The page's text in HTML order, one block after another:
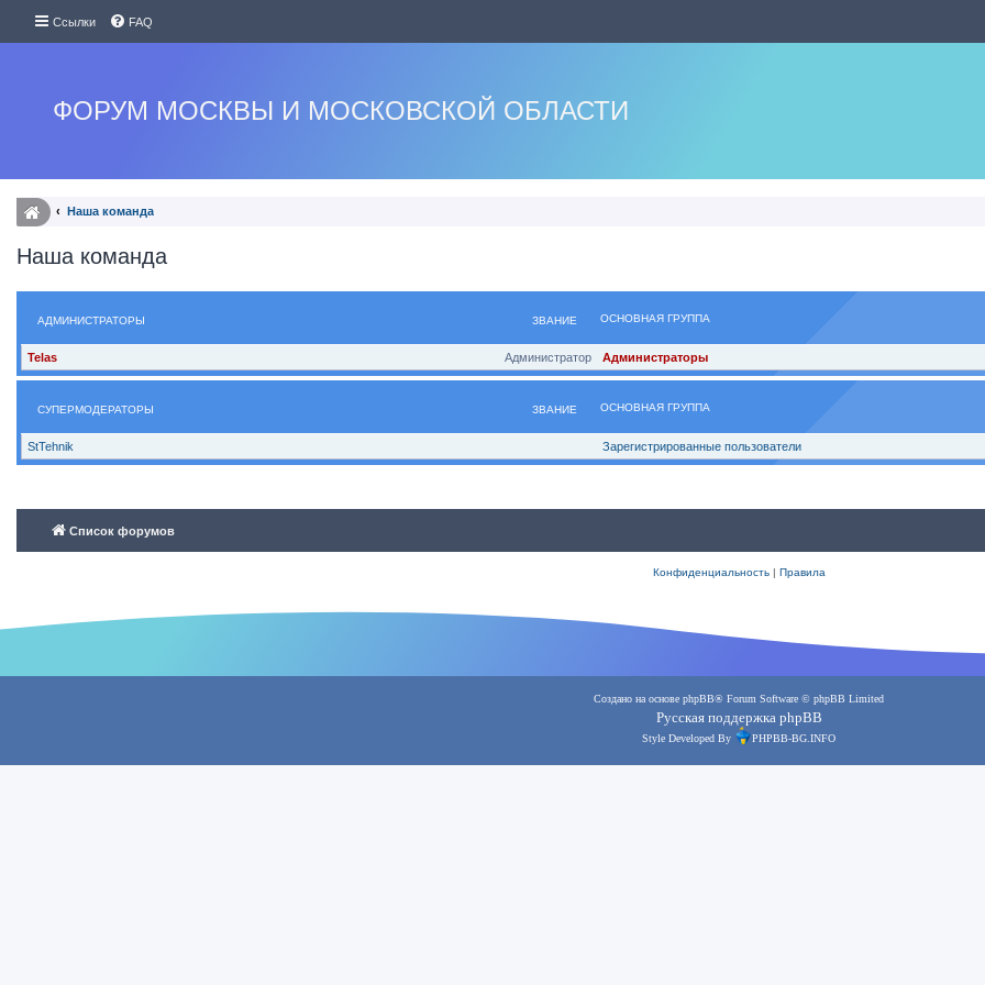
Ссылки FAQ
ФОРУМ МОСКВЫ И МОСКОВСКОЙ ОБЛАСТИ
Наша команда
Наша команда
ЗВАНИЕ
АДМИНИСТРАТОРЫ ОСНОВНАЯ ГРУППА
Администратор
Telas Администраторы
ЗВАНИЕ
СУПЕРМОДЕРАТОРЫ ОСНОВНАЯ ГРУППА
StTehnik Зарегистрированные пользователи
Список форумов
Конфиденциальность| Правила
Создано на основе phpBB® Forum Software © phpBB Limited
Русская поддержка phpBB
Style Developed By PHPBB-BG.INFO